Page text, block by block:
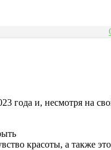
года и, несмотря на
красоты, а также